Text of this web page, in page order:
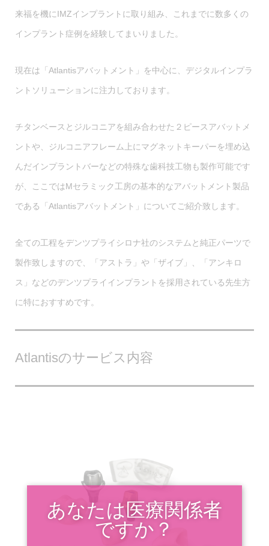
来福を機にIMZインプラントに取り組み、これまでに数多くの
インプラント症例を経験してまいりました。
現在は「Atlantisアバットメント」を中心に、デジタルインプラ
ントソリューションに注力しております。
チタンベースとジルコニアを組み合わせた２ピースアバットメ
ントや、ジルコニアフレーム上にマグネットキーパーを埋め込
んだインプラントバーなどの特殊な歯科技工物も製作可能です
が、ここではMセラミック工房の基本的なアバットメント製品
である「Atlantisアバットメント」についてご紹介致します。
全ての工程をデンツプライシロナ社のシステムと純正パーツで
製作致しますので、「アストラ」や「ザイブ」、「アンキロ
ス」などのデンツプライインプラントを採用されている先生方
に特におすすめです。
Atlantisのサービス内容
あなたは医療関係者
ですか？